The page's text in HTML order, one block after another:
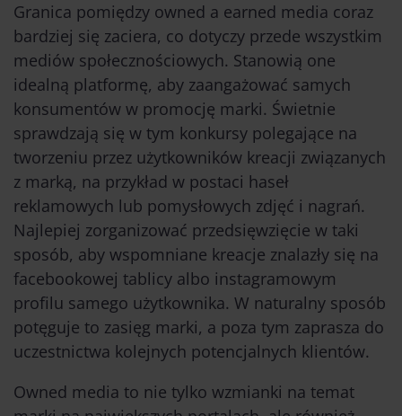
Granica pomiędzy owned a earned media coraz
bardziej się zaciera, co dotyczy przede wszystkim
mediów społecznościowych. Stanowią one
idealną platformę, aby zaangażować samych
konsumentów w promocję marki. Świetnie
sprawdzają się w tym konkursy polegające na
tworzeniu przez użytkowników kreacji związanych
z marką, na przykład w postaci haseł
reklamowych lub pomysłowych zdjęć i nagrań.
Najlepiej zorganizować przedsięwzięcie w taki
sposób, aby wspomniane kreacje znalazły się na
facebookowej tablicy albo instagramowym
profilu samego użytkownika. W naturalny sposób
potęguje to zasięg marki, a poza tym zaprasza do
uczestnictwa kolejnych potencjalnych klientów.
Owned media to nie tylko wzmianki na temat